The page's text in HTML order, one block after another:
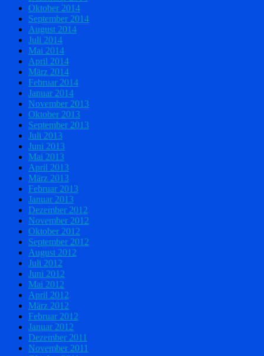
Oktober 2014
September 2014
August 2014
Juli 2014
Mai 2014
April 2014
März 2014
Februar 2014
Januar 2014
November 2013
Oktober 2013
September 2013
Juli 2013
Juni 2013
Mai 2013
April 2013
März 2013
Februar 2013
Januar 2013
Dezember 2012
November 2012
Oktober 2012
September 2012
August 2012
Juli 2012
Juni 2012
Mai 2012
April 2012
März 2012
Februar 2012
Januar 2012
Dezember 2011
November 2011